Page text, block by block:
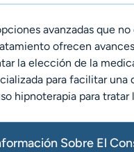
avanzadas que
ofrecen
la elección de la
para facilitar una
hipnoterapia para
Sobre El